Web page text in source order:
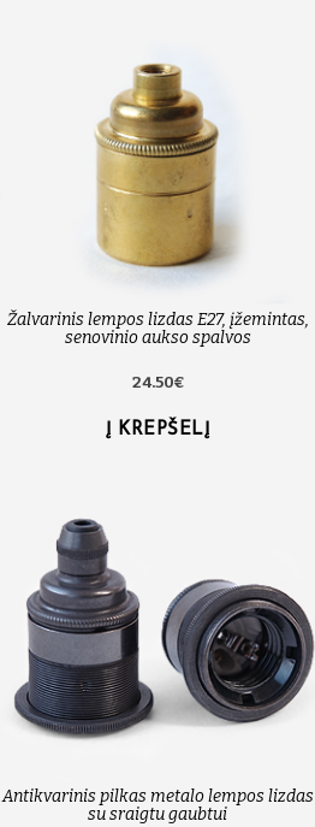
Žalvarinis lempos lizdas E27, įžemintas,
senovinio aukso spalvos
24.50€
Į KREPŠELĮ
Antikvarinis pilkas metalo lempos lizdas
su sraigtu gaubtui